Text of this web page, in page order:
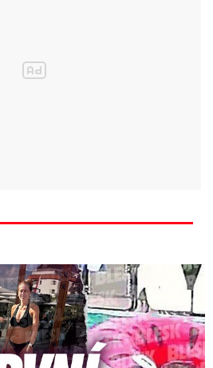
dováděli v Polsku: První slova!